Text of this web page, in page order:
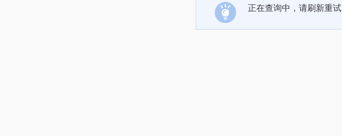
正在查询中，请刷新重试